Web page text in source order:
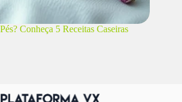
Conheça 5 Receitas Caseiras